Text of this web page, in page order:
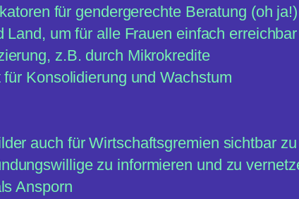
für gendergerechte Beratung (oh ja!)
um für alle Frauen einfach
z.B. durch Mikrokredite
Konsolidierung und Wachstum
auch für Wirtschaftsgremien sichtbar
zu informieren und zu
Ansporn